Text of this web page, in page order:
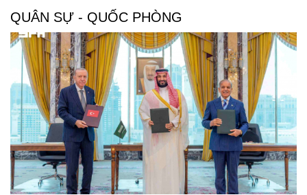
QUÂN SỰ - QUỐC PHÒNG